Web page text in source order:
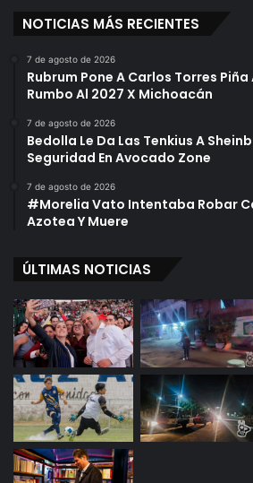
NOTICIAS MÁS RECIENTES
7 de agosto de 2026
Rubrum Pone A Carlos Torres
Rumbo Al 2027 X Michoacán
7 de agosto de 2026
Bedolla Le Da Las Tenkius A
Seguridad En Avocado Zone
7 de agosto de 2026
#Morelia Vato Intentaba Robar
Azotea Y Muere
ÚLTIMAS NOTICIAS